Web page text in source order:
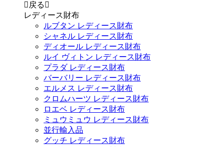
 戻る 
レディース財布
ルブタン レディース財布
シャネル レディース財布
ディオール レディース財布
ルイ ヴィトン レディース財布
プラダ レディース財布
バーバリー レディース財布
エルメス レディース財布
クロムハーツ レディース財布
ロエベ レディース財布
ミュウミュウ レディース財布
並行輸入品
グッチ レディース財布